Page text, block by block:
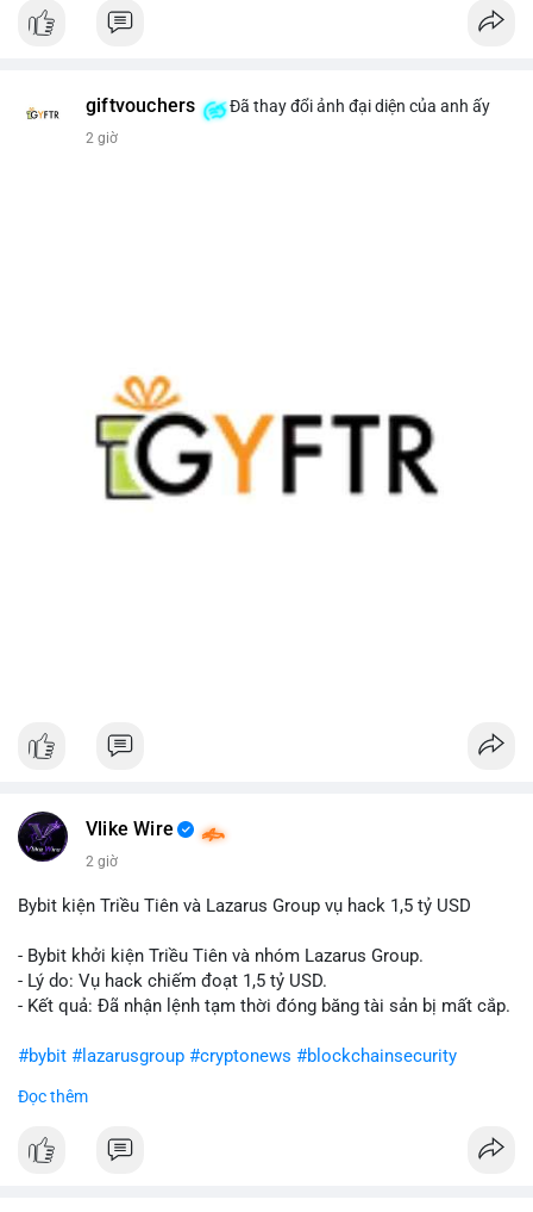
giftvouchers Đã thay đổi ảnh đại diện của anh ấy
2 giờ
Vlike Wire
2 giờ
Bybit kiện Triều Tiên và Lazarus Group vụ hack 1,5 tỷ USD
- Bybit khởi kiện Triều Tiên và nhóm Lazarus Group.
- Lý do: Vụ hack chiếm đoạt 1,5 tỷ USD.
- Kết quả: Đã nhận lệnh tạm thời đóng băng tài sản bị mất cắp.
#bybit #lazarusgroup #cryptonews #blockchainsecurity
$btc $eth
#vlikevn #titanbot
Đọc thêm